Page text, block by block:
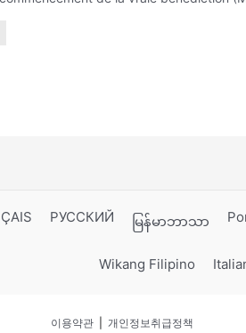
РУССКИЙ မြန်မာဘာသာ
Wikang Filipino
이용약관 개인정보취급정책